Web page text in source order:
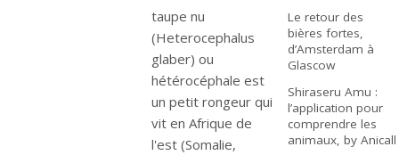
taupe nu
(Heterocephalus
glaber) ou
hétérocéphale est
un petit rongeur qui
vit en Afrique de
l'est (Somalie,
Le retour des
bières fortes,
d’Amsterdam à
Glascow
Shiraseru Amu :
l’application pour
comprendre les
animaux, by Anicall